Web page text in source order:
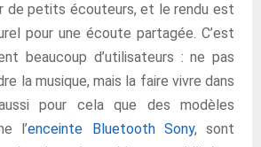
de petits écouteurs, et le rendu est
pour une écoute partagée. C’est
beaucoup d’utilisateurs : ne pas
la musique, mais la faire vivre dans
aussi pour cela que des modèles
l’enceinte Bluetooth Sony, sont